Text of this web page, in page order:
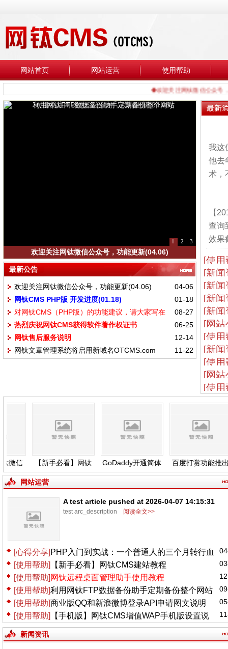
网站首页 网站运营 使用帮助
◆欢迎关注网钛微信公众号，
1 2 3
欢迎关注网钛微信公众号，功能更新(04.06)
最新公告
04-06
欢迎关注网钛微信公众号，功能更新(04.06)
01-18
网钛CMS PHP版 开发进度(01.18)
08-27
对网钛CMS（PHP版）的功能建议，请大家写在
这里
06-25
热烈庆祝网钛CMS获得软件著作权证书
12-14
网钛售后服务说明
11-22
网钛文章管理系统将启用新域名OTCMS.com
我这
他去
术，
【
查询
效果
[使
[新
[新
[新
[新
[网
[使
[新
[使
[网
[使
信
新
【新手必看】网钛
CMS建站教程
GoDaddy开通简体
中文网站
百度打赏功能推出
了，大家可以去申
网站运营
A test article pushed at 2026-04-07 14:15:31
test arc_description 阅读全文>>
[心得分享]PHP入门到实战：一个普通人的三个月转行血
泪史
[使用帮助] 【新手必看】网钛CMS建站教程
[使用帮助]网钛远程桌面管理助手使用教程
[使用帮助]利用网钛FTP数据备份助手定期备份整个网站
[使用帮助]商业版QQ和新浪微博登录API申请图文说明
[使用帮助] 【手机版】网钛CMS增值WAP手机版设置说
明新闻资讯